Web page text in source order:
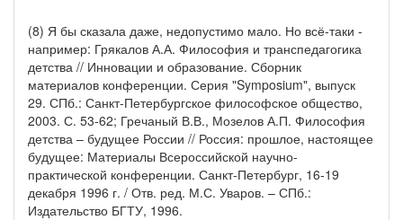
(8) Я бы сказала даже, недопустимо мало. Но всё-таки -
например: Грякалов А.А. Философия и транспедагогика
детства // Инновации и образование. Сборник
материалов конференции. Серия "Symposium", выпуск
29. СПб.: Санкт-Петербургское философское общество,
2003. С. 53-62; Гречаный В.В., Мозелов А.П. Философия
детства – будущее России // Россия: прошлое, настоящее
будущее: Материалы Всероссийской научно-
практической конференции. Санкт-Петербург, 16-19
декабря 1996 г. / Отв. ред. М.С. Уваров. – СПб.:
Издательство БГТУ, 1996.